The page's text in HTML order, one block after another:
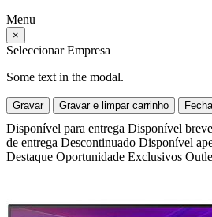
Menu
×
Seleccionar Empresa
Some text in the modal.
Gravar Gravar e limpar carrinho
Disponível para entrega Disponível
de entrega Descontinuado Disponível
Destaque Oportunidade Exclusivos